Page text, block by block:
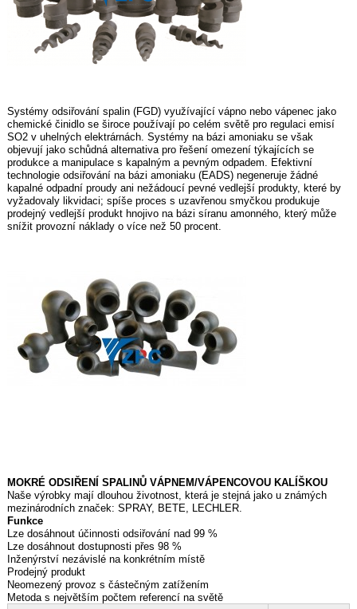
Systémy odsiřování spalin (FGD) využívající vápno nebo vápenec jako
chemické činidlo se široce používají po celém světě pro regulaci emisí
SO2 v uhelných elektrárnách. Systémy na bázi amoniaku se však
objevují jako schůdná alternativa pro řešení omezení týkajících se
produkce a manipulace s kapalným a pevným odpadem. Efektivní
technologie odsiřování na bázi amoniaku (EADS) negeneruje žádné
kapalné odpadní proudy ani nežádoucí pevné vedlejší produkty, které by
vyžadovaly likvidaci; spíše proces s uzavřenou smyčkou produkuje
prodejný vedlejší produkt hnojivo na bázi síranu amonného, ​​který může
snížit provozní náklady o více než 50 procent.
MOKRÉ ODSIŘENÍ SPALINŮ VÁPNEM/VÁPENCOVOU KALÍŠKOU
Naše výrobky mají dlouhou životnost, která je stejná jako u známých
mezinárodních značek: SPRAY, BETE, LECHLER.
Funkce
Lze dosáhnout účinnosti odsiřování nad 99 %
Lze dosáhnout dostupnosti přes 98 %
Inženýrství nezávislé na konkrétním místě
Prodejný produkt
Neomezený provoz s částečným zatížením
Metoda s největším počtem referencí na světě